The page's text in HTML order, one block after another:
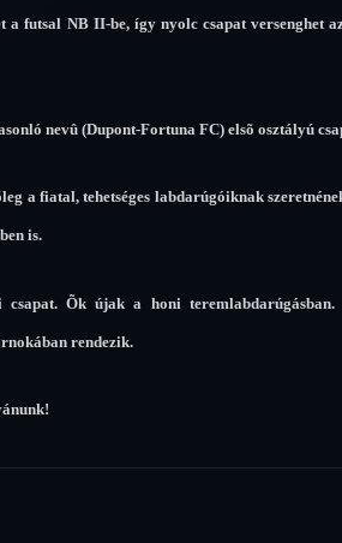
a futsal NB II-be, így nyolc csapat versenghet
nevû (Dupont-Fortuna FC) elsõ osztályú
a fiatal, tehetséges labdarúgóiknak
is.
csapat. Õk újak a honi teremlabdarúgásban.
rendezik.